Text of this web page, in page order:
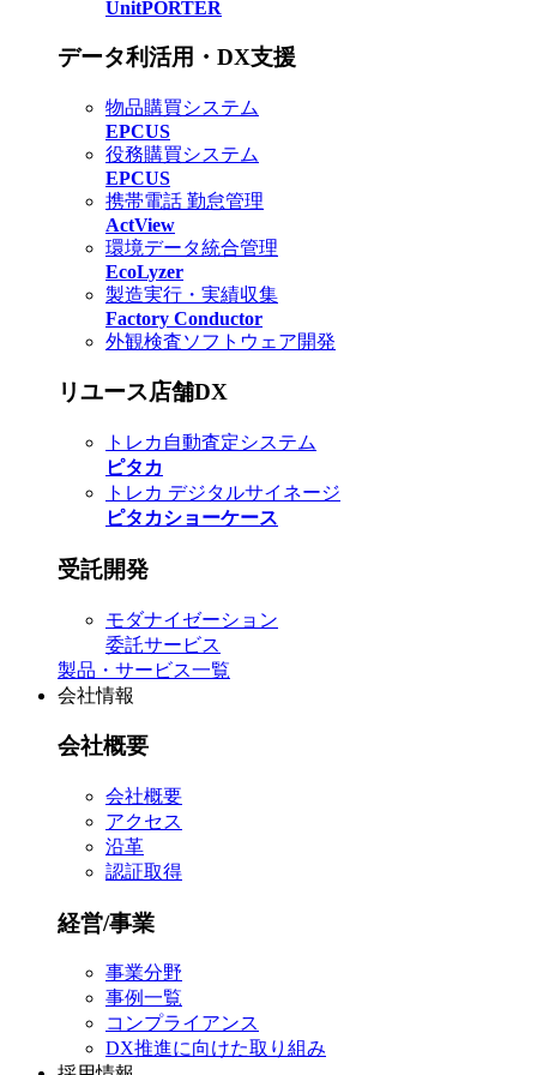
UnitPORTER
データ利活用・DX支援
物品購買システム
EPCUS
役務購買システム
EPCUS
携帯電話 勤怠管理
ActView
環境データ統合管理
EcoLyzer
製造実行・実績収集
Factory Conductor
外観検査ソフトウェア開発
リユース店舗DX
トレカ自動査定システム
ピタカ
トレカ デジタルサイネージ
ピタカショーケース
受託開発
モダナイゼーション
委託サービス
製品・サービス一覧
会社情報
会社概要
会社概要
アクセス
沿革
認証取得
経営/事業
事業分野
事例一覧
コンプライアンス
DX推進に向けた取り組み